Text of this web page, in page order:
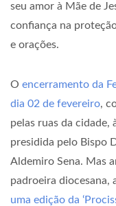
seu amor à Mãe de
confiança na
e orações.
O encerramento da
dia 02 de fevereiro,
pelas ruas da cidade,
presidida pelo Bispo
Aldemiro Sena. Mas
padroeira diocesana,
uma edição da